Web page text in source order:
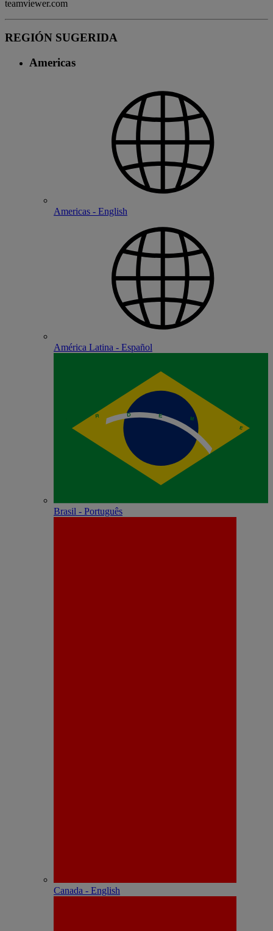
teamviewer.com
REGIÓN SUGERIDA
Americas
Americas - English
América Latina - Español
Brasil - Português
Canada - English